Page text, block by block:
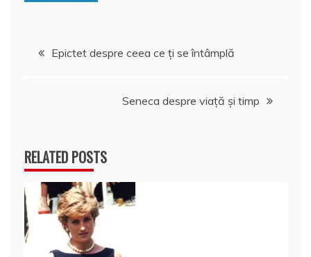
Navigare
Epictet despre ceea ce ţi se întâmplă
Seneca despre viaţă şi timp
RELATED POSTS